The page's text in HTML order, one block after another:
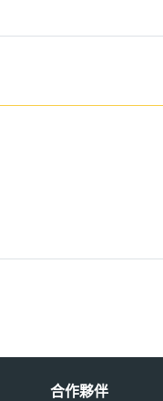
合作夥伴